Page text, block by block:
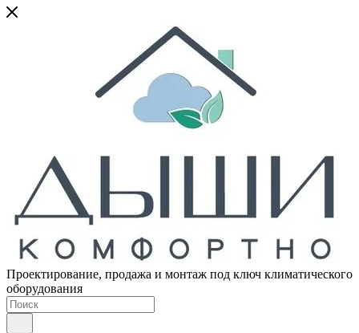
Проектирование, продажа и монтаж под ключ климатического
оборудования